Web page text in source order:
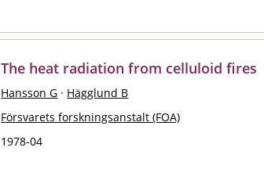
The heat radiation from celluloid fires
Hansson G · Hägglund B
Försvarets forskningsanstalt (FOA)
1978-04